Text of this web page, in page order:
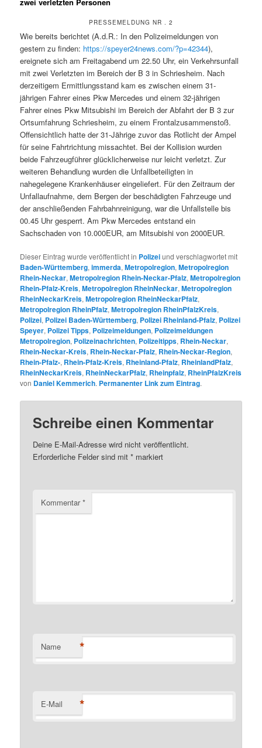
zwei verletzten Personen
PRESSEMELDUNG NR . 2
Wie bereits berichtet (A.d.R.: In den Polizeimeldungen von
gestern zu finden: https://speyer24news.com/?p=42344),
ereignete sich am Freitagabend um 22.50 Uhr, ein Verkehrsunfall
mit zwei Verletzten im Bereich der B 3 in Schriesheim. Nach
derzeitigem Ermittlungsstand kam es zwischen einem 31-
jährigen Fahrer eines Pkw Mercedes und einem 32-jährigen
Fahrer eines Pkw Mitsubishi im Bereich der Abfahrt der B 3 zur
Ortsumfahrung Schriesheim, zu einem Frontalzusammenstoß.
Offensichtlich hatte der 31-Jährige zuvor das Rotlicht der Ampel
für seine Fahrtrichtung missachtet. Bei der Kollision wurden
beide Fahrzeugführer glücklicherweise nur leicht verletzt. Zur
weiteren Behandlung wurden die Unfallbeteiligten in
nahegelegene Krankenhäuser eingeliefert. Für den Zeitraum der
Unfallaufnahme, dem Bergen der beschädigten Fahrzeuge und
der anschließenden Fahrbahnreinigung, war die Unfallstelle bis
00.45 Uhr gesperrt. Am Pkw Mercedes entstand ein
Sachschaden von 10.000EUR, am Mitsubishi von 2000EUR.
Dieser Eintrag wurde veröffentlicht in Polizeiund verschlagwortet mit
Baden-Württemberg,immerda,Metropolregion,Metropolregion
Rhein-Neckar,Metropolregion Rhein-Neckar-Pfalz,Metropolregion
Rhein-Pfalz-Kreis,Metropolregion RheinNeckar,Metropolregion
RheinNeckarKreis,Metropolregion RheinNeckarPfalz,
Metropolregion RheinPfalz,Metropolregion RheinPfalzKreis,
Polizei, Polizei Baden-Württemberg, Polizei Rheinland-Pfalz, Polizei
Speyer, Polizei Tipps, Polizeimeldungen, Polizeimeldungen
Metropolregion, Polizeinachrichten, Polizeitipps, Rhein-Neckar,
Rhein-Neckar-Kreis, Rhein-Neckar-Pfalz, Rhein-Neckar-Region,
Rhein-Pfalz-, Rhein-Pfalz-Kreis, Rheinland-Pfalz, RheinlandPfalz,
RheinNeckarKreis, RheinNeckarPfalz, Rheinpfalz, RheinPfalzKreis
von Daniel Kemmerich. Permanenter Link zum Eintrag.
Schreibe einen Kommentar
Deine E-Mail-Adresse wird nicht veröffentlicht.
Erforderliche Felder sind mit* markiert
Kommentar*
Name *
E-Mail *